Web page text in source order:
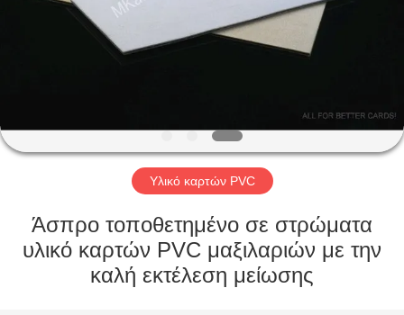
ΠΡΟΪΌΝΤΑ
ΣΧΕΤΙΚΆ
ΜΕ
ΕΠΙΣΚΕΨΉ
ΕΡΓΟΣΤΑΣΊΟΥ
Υλικό καρτών PVC
Άσπρο τοποθετημένο σε στρώματα
υλικό καρτών PVC μαξιλαριών με την
καλή εκτέλεση μείωσης